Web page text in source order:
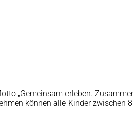
„Gemeinsam erleben.
können alle Kinder zwischen